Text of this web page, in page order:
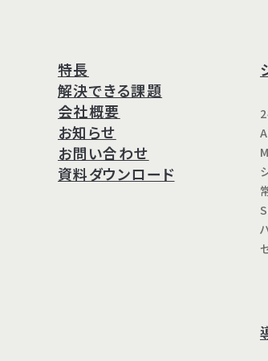
特長
解決できる課題
会社概要
お知らせ
お問い合わせ
資料ダウンロード